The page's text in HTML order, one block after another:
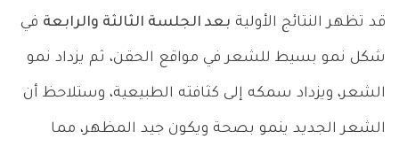
قد تظهر النتائج الأولية بعد الجلسة الثالثة والرابعة في
شكل نمو بسيط للشعر في مواقع الحقن، ثم يزداد نمو
الشعر، ويزداد سمكه إلى كثافته الطبيعية، وستلاحظ أن
الشعر الجديد ينمو بصحة ويكون جيد المظهر، مما